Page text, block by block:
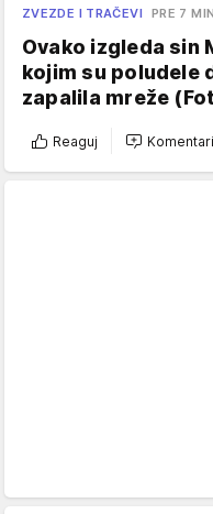
ZVEZDE I TRAČEVI PRE 7 MIN
Ovako izgleda sin
kojim su poludele
zapalila mreže
Reaguj